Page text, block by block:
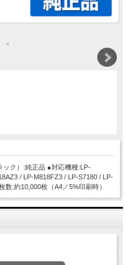
ック）:純正品 ●対応機種:LP-
/ LP-M818FZ3 / LP-S7180 / LP-
数:約10,000枚（A4／5%印刷時）